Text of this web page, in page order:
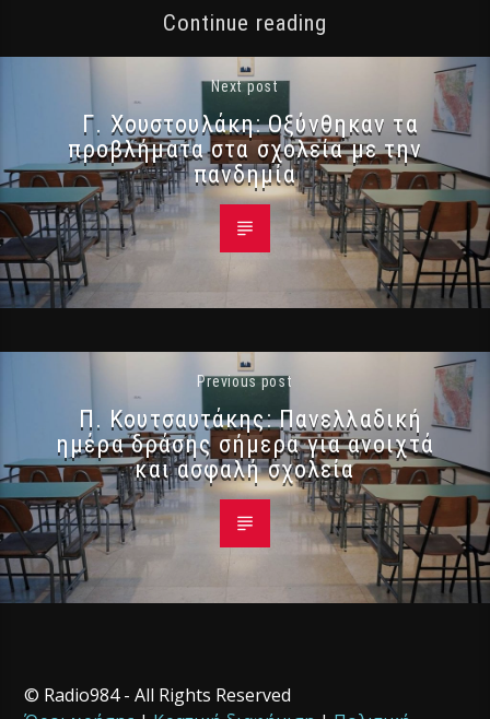
Continue reading
Next post
Γ. Χουστουλάκη: Οξύνθηκαν τα
προβλήματα στα σχολεία με την
πανδημία
Previous post
Π. Κουτσαυτάκης: Πανελλαδική
ημέρα δράσης σήμερα για ανοιχτά
και ασφαλή σχολεία
© Radio984 - All Rights Reserved